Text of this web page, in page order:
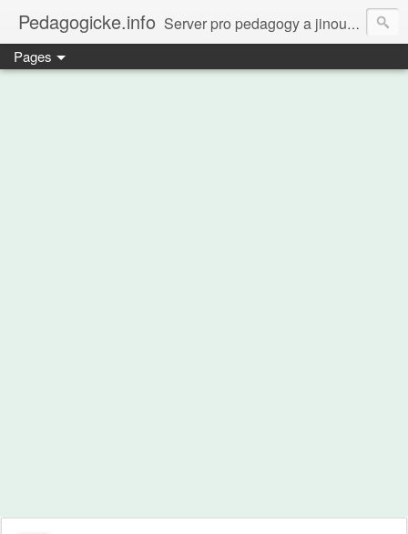
Pedagogicke.info Server pro pedagogy a jinou zvířenu
Pages